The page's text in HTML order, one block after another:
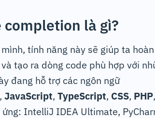
completion là gì?
tính năng này sẽ giúp ta
tạo ra dòng code phù hợp với
đang hỗ trợ các ngôn ngữ
, JavaScript, TypeScript, CSS, PHP,
IntelliJ IDEA Ultimate,